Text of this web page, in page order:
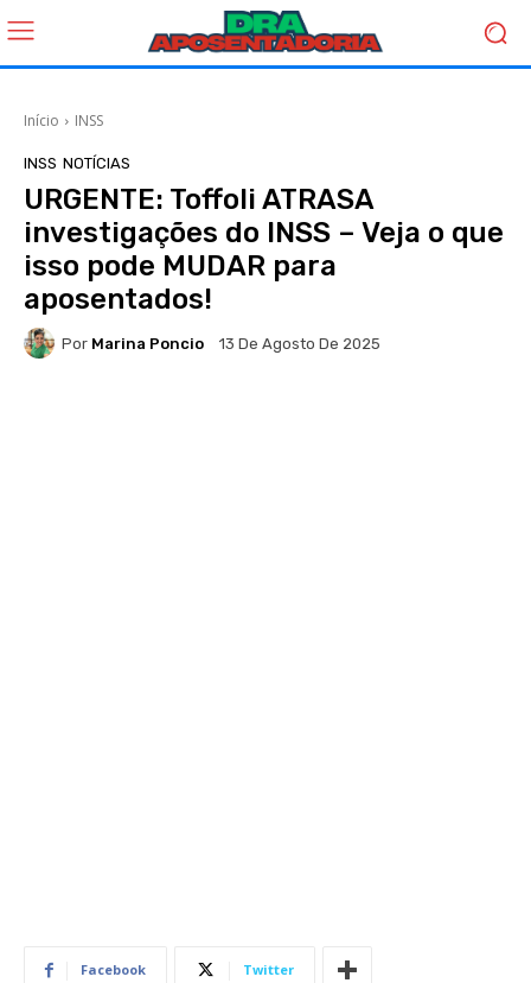
Início INSS
INSS NOTÍCIAS
URGENTE: Toffoli ATRASA
investigações do INSS – Veja o que
isso pode MUDAR para
aposentados!
Por Marina Poncio 13 De Agosto De 2025
Facebook Twitter